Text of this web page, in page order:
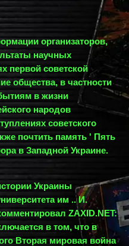
организаторов,
научных
первой советской
общества, в частности
в жизни
народов
советского
почтить память ' Пять
в Западной Украине.
Украины
им .. И.
ZAXID.NET:
в том, что в
Вторая мировая война